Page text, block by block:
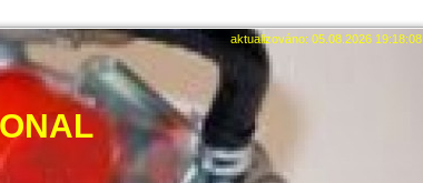
aktualizováno: 05.08.2026 19:18:08